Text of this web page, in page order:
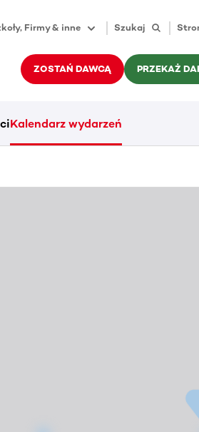
Firmy & inne Szukaj
ZOSTAŃ DAWCĄ PRZEKAŻ
Kalendarz wydarzeń